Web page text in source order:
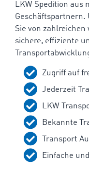
LKW Spedition aus
Geschäftspartnern.
Sie von zahlreichen
sichere, effiziente
Zugriff auf
Jederzeit
LKW
Bekannte
Transport
Einfache